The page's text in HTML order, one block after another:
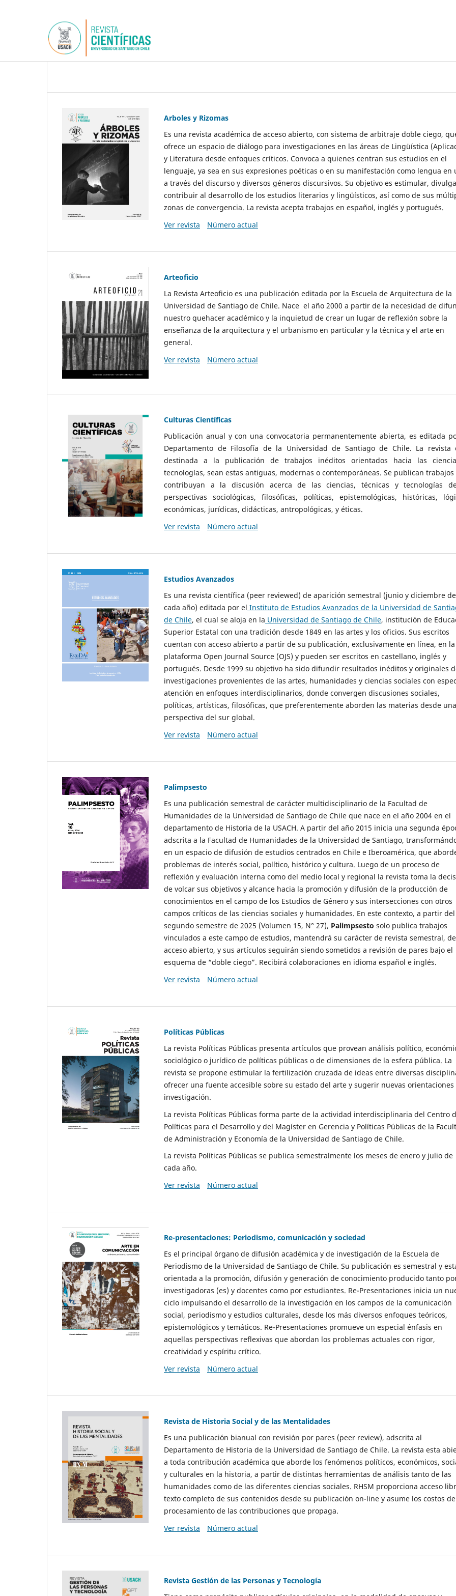
Arboles y Rizomas
Es una revista académica de acceso abierto, con sistema de arbitraje doble ciego,
ofrece un espacio de diálogo para investigaciones en las áreas de Lingüística
y Literatura desde enfoques críticos. Convoca a quienes centran sus estudios en el
lenguaje, ya sea en sus expresiones poéticas o en su manifestación como lengua en
a través del discurso y diversos géneros discursivos. Su objetivo es estimular,
contribuir al desarrollo de los estudios literarios y lingüísticos, así como de sus
zonas de convergencia. La revista acepta trabajos en español, inglés y portugués.
Ver revista
Número actual
Arteoficio
La Revista Arteoficio es una publicación editada por la Escuela de Arquitectura de la
Universidad de Santiago de Chile. Nace el año 2000 a partir de la necesidad de
nuestro quehacer académico y la inquietud de crear un lugar de reflexión sobre la
enseñanza de la arquitectura y el urbanismo en particular y la técnica y el arte en
general.
Ver revista
Número actual
Culturas Científicas
Publicación anual y con una convocatoria permanentemente abierta, es editada
Departamento de Filosofía de la Universidad de Santiago de Chile. La revista
destinada a la publicación de trabajos inéditos orientados hacia las
tecnologías, sean estas antiguas, modernas o contemporáneas. Se publican
contribuyan a la discusión acerca de las ciencias, técnicas y tecnologías
perspectivas sociológicas, filosóficas, políticas, epistemológicas, históricas,
económicas, jurídicas, didácticas, antropológicas, y éticas.
Ver revista
Número actual
Estudios Avanzados
Es una revista científica (peer reviewed) de aparición semestral (junio y diciembre de
cada año) editada por el Instituto de Estudios Avanzados de la Universidad de
de Chile, el cual se aloja en la Universidad de Santiago de Chile, institución de
Superior Estatal con una tradición desde 1849 en las artes y los oficios. Sus escritos
cuentan con acceso abierto a partir de su publicación, exclusivamente en línea, en la
plataforma Open Journal Source (OJS) y pueden ser escritos en castellano, inglés y
portugués. Desde 1999 su objetivo ha sido difundir resultados inéditos y originales
investigaciones provenientes de las artes, humanidades y ciencias sociales con
atención en enfoques interdisciplinarios, donde convergen discusiones sociales,
políticas, artísticas, filosóficas, que preferentemente aborden las materias desde una
perspectiva del sur global.
Ver revista
Número actual
Palimpsesto
Es una publicación semestral de carácter multidisciplinario de la Facultad de
Humanidades de la Universidad de Santiago de Chile que nace en el año 2004 en el
departamento de Historia de la USACH. A partir del año 2015 inicia una segunda
adscrita a la Facultad de Humanidades de la Universidad de Santiago,
en un espacio de difusión de estudios centrados en Chile e Iberoamérica, que
problemas de interés social, político, histórico y cultura. Luego de un proceso de
reflexión y evaluación interna como del medio local y regional la revista toma la
de volcar sus objetivos y alcance hacia la promoción y difusión de la producción de
conocimientos en el campo de los Estudios de Género y sus intersecciones con otros
campos críticos de las ciencias sociales y humanidades. En este contexto, a partir del
segundo semestre de 2025 (Volumen 15, N° 27), Palimpsesto solo publica trabajos
vinculados a este campo de estudios, mantendrá su carácter de revista semestral, de
acceso abierto, y sus artículos seguirán siendo sometidos a revisión de pares bajo el
esquema de “doble ciego”. Recibirá colaboraciones en idioma español e inglés.
Ver revista
Número actual
Políticas Públicas
La revista Políticas Públicas presenta artículos que provean análisis político,
sociológico o jurídico de políticas públicas o de dimensiones de la esfera pública. La
revista se propone estimular la fertilización cruzada de ideas entre diversas
ofrecer una fuente accesible sobre su estado del arte y sugerir nuevas orientaciones
investigación.
La revista Políticas Públicas forma parte de la actividad interdisciplinaria del Centro
Políticas para el Desarrollo y del Magíster en Gerencia y Políticas Públicas de la
de Administración y Economía de la Universidad de Santiago de Chile.
La revista Políticas Públicas se publica semestralmente los meses de enero y julio de
cada año.
Ver revista
Número actual
Re-presentaciones: Periodismo, comunicación y sociedad
Es el principal órgano de difusión académica y de investigación de la Escuela de
Periodismo de la Universidad de Santiago de Chile. Su publicación es semestral y
orientada a la promoción, difusión y generación de conocimiento producido tanto
investigadoras (es) y docentes como por estudiantes. Re-Presentaciones inicia un
ciclo impulsando el desarrollo de la investigación en los campos de la comunicación
social, periodismo y estudios culturales, desde los más diversos enfoques teóricos,
epistemológicos y temáticos. Re-Presentaciones promueve un especial énfasis en
aquellas perspectivas reflexivas que abordan los problemas actuales con rigor,
creatividad y espíritu crítico.
Ver revista
Número actual
Revista de Historia Social y de las Mentalidades
Es una publicación bianual con revisión por pares (peer review), adscrita al
Departamento de Historia de la Universidad de Santiago de Chile. La revista esta
a toda contribución académica que aborde los fenómenos políticos, económicos,
y culturales en la historia, a partir de distintas herramientas de análisis tanto de las
humanidades como de las diferentes ciencias sociales. RHSM proporciona acceso
texto completo de sus contenidos desde su publicación on-line y asume los costos de
procesamiento de las contribuciones que propaga.
Ver revista
Número actual
Revista Gestión de las Personas y Tecnología